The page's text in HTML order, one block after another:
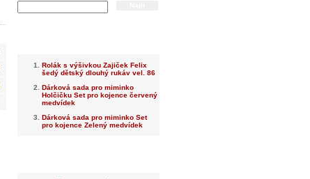
Rolák s výšivkou Zajiček Felix
šedý dětský dlouhý rukáv vel. 86
Dárková sada pro miminko
Holčičku Set pro kojence červený
medvídek
Dárková sada pro miminko Set
pro kojence Zelený medvídek